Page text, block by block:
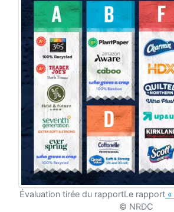
Évaluation tirée du rapportLe rapport «
© NRDC